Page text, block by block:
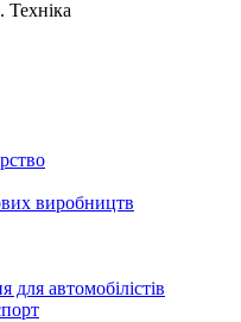
Техніка
виробництв
для автомобілістів